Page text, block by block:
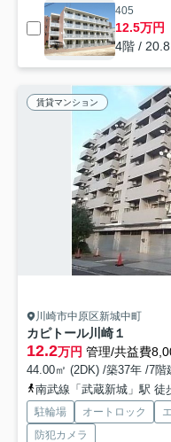
405
12.5万円
4階 /
賃貸マンション
川崎市中原区新城中町
カピトール川崎１
12.2万円 管理/共益費
44.00㎡ (2DK) /築37年 /7階
南武線「武蔵新城」駅 徒
駐輪場 オートロック
防犯カメラ